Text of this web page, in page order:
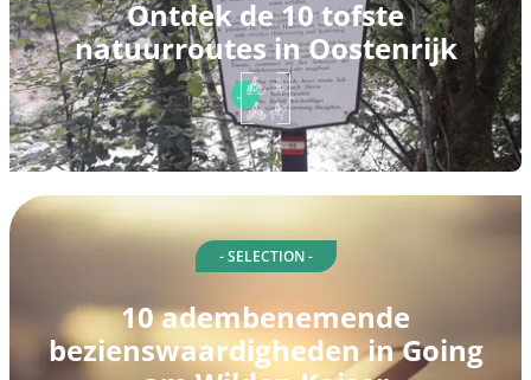
Ontdek de 10 tofste
natuurroutes in Oostenrijk
- SELECTION -
10 adembenemende
bezienswaardigheden in Going